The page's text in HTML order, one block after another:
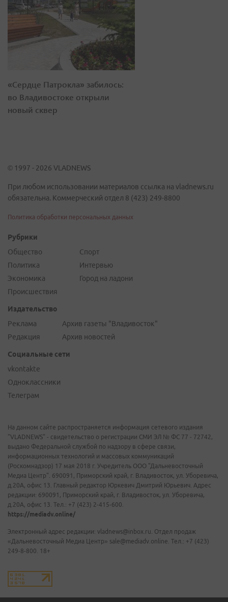
«Сердце Патрокла» забилось:
во Владивостоке открыли
новый сквер
© 1997 - 2026 VLADNEWS
При любом использовании материалов ссылка на vladnews.ru
обязательна. Коммерческий отдел 8 (423) 249-8800
Политика обработки персональных данных
Рубрики
Общество
Политика
Экономика
Происшествия
Спорт
Интервью
Город на ладони
Издательство
Реклама
Редакция
Архив газеты "Владивосток"
Архив новостей
Социальные сети
vkontakte
Одноклассники
Телеграм
На данном сайте распространяется информация сетевого издания
"VLADNEWS" - свидетельство о регистрации СМИ ЭЛ № ФС 77 - 72742,
выдано Федеральной службой по надзору в сфере связи,
информационных технологий и массовых коммуникаций
(Роскомнадзор) 17 мая 2018 г. Учредитель ООО "Дальневосточный
Медиа Центр". 690091, Приморский край, г. Владивосток, ул. Уборевича,
д.20А, офис 13. Главный редактор Юркевич Дмитрий Юрьевич. Адрес
редакции: 690091, Приморский край, г. Владивосток, ул. Уборевича,
д.20А, офис 13. Тел.: +7 (423) 2-415-600.
https://mediadv.online/
Электронный адрес редакции: vladnews@inbox.ru. Отдел продаж
«Дальневосточный Медиа Центр» sale@mediadv.online. Тел.: +7 (423)
249-8-800. 18+